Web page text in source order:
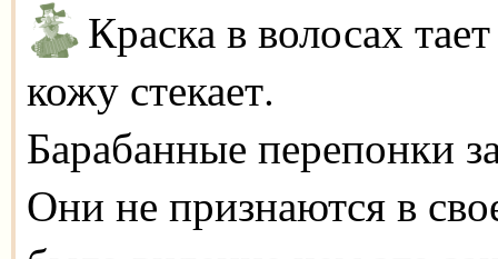
Краска в волосах
кожу стекает.
Барабанные перепонки
Они не признаются в